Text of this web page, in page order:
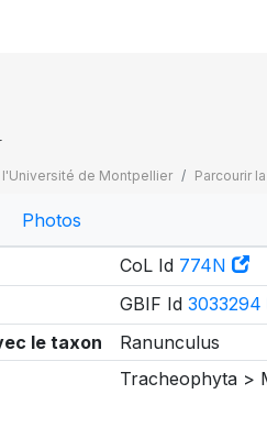
de Montpellier Parcourir
Photos
CoL Id 774N
GBIF Id 3033294
le taxon
Ranunculus
Tracheophyta >